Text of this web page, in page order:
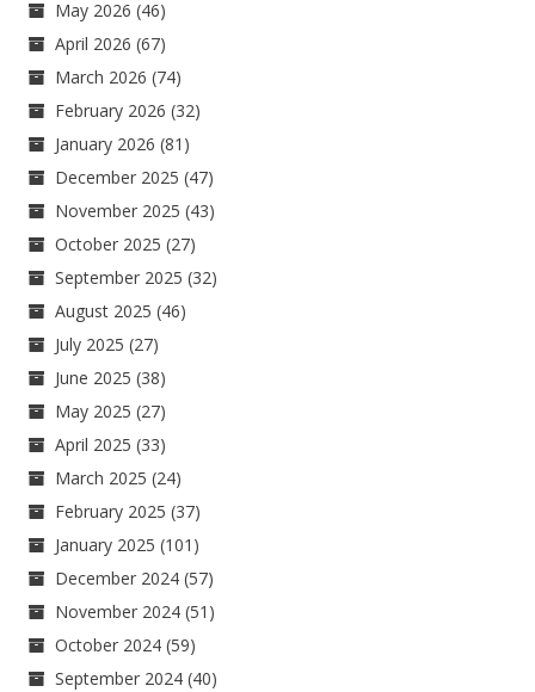
May 2026 (46)
April 2026 (67)
March 2026 (74)
February 2026 (32)
January 2026 (81)
December 2025 (47)
November 2025 (43)
October 2025 (27)
September 2025 (32)
August 2025 (46)
July 2025 (27)
June 2025 (38)
May 2025 (27)
April 2025 (33)
March 2025 (24)
February 2025 (37)
January 2025 (101)
December 2024 (57)
November 2024 (51)
October 2024 (59)
September 2024 (40)